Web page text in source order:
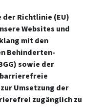
Richtlinie (EU)
Websites und
mit den
Behinderten-
sowie der
barrierefreie
Umsetzung der
zugänglich zu